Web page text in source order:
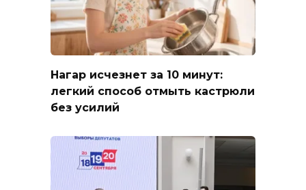
Нагар исчезнет за 10 минут:
легкий способ отмыть кастрюли
без усилий